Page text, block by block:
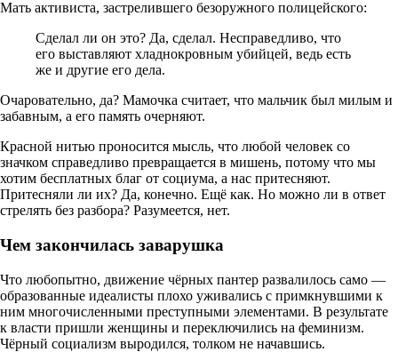
Мать активиста, застрелившего безоружного полицейского:
Сделал ли он это? Да, сделал. Несправедливо, что
его выставляют хладнокровным убийцей, ведь есть
же и другие его дела.
Очаровательно, да? Мамочка считает, что мальчик был милым и
забавным, а его память очерняют.
Красной нитью проносится мысль, что любой человек со
значком справедливо превращается в мишень, потому что мы
хотим бесплатных благ от социума, а нас притесняют.
Притесняли ли их? Да, конечно. Ещё как. Но можно ли в ответ
стрелять без разбора? Разумеется, нет.
Чем закончилась заварушка
Что любопытно, движение чёрных пантер развалилось само —
образованные идеалисты плохо уживались с примкнувшими к
ним многочисленными преступными элементами. В результате
к власти пришли женщины и переключились на феминизм.
Чёрный социализм выродился, толком не начавшись.